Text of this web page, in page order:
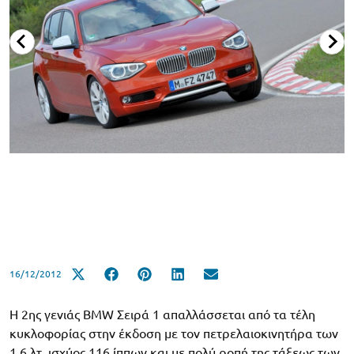
16/12/2012
Η 2ης γενιάς BMW Σειρά 1 απαλλάσσεται από τα τέλη
κυκλοφορίας στην έκδοση με τον πετρελαιοκινητήρα των